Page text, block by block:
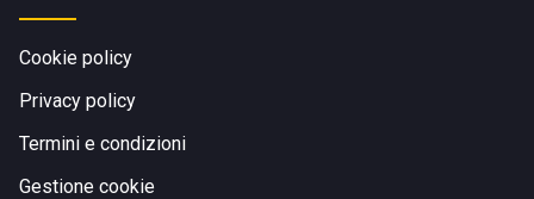
Cookie policy
Privacy policy
Termini e condizioni
Gestione cookie